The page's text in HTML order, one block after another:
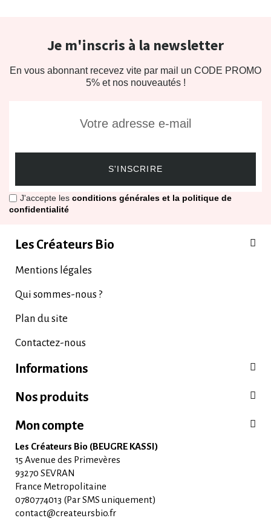
Je m'inscris à la newsletter
En vous abonnant recevez vite par mail un CODE PROMO
5% et nos nouveautés !
S'INSCRIRE
J'accepte les conditions générales et la politique de
confidentialité
Les Créateurs Bio
Mentions légales
Qui sommes-nous ?
Plan du site
Contactez-nous
Informations
Nos produits
Mon compte
Les Créateurs Bio (BEUGRE KASSI)
15 Avenue des Primevères
93270 SEVRAN
France Metropolitaine
0780774013 (Par SMS uniquement)
contact@createursbio.fr